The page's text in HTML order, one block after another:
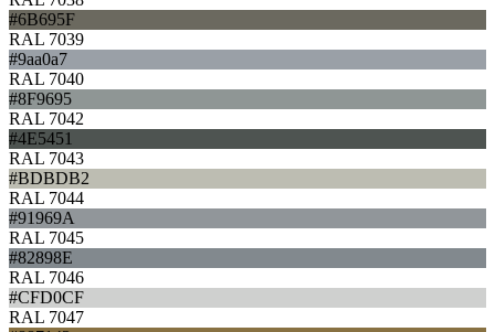
#6B695F
RAL 7039
#9aa0a7
RAL 7040
#8F9695
RAL 7042
#4E5451
RAL 7043
#BDBDB2
RAL 7044
#91969A
RAL 7045
#82898E
RAL 7046
#CFD0CF
RAL 7047